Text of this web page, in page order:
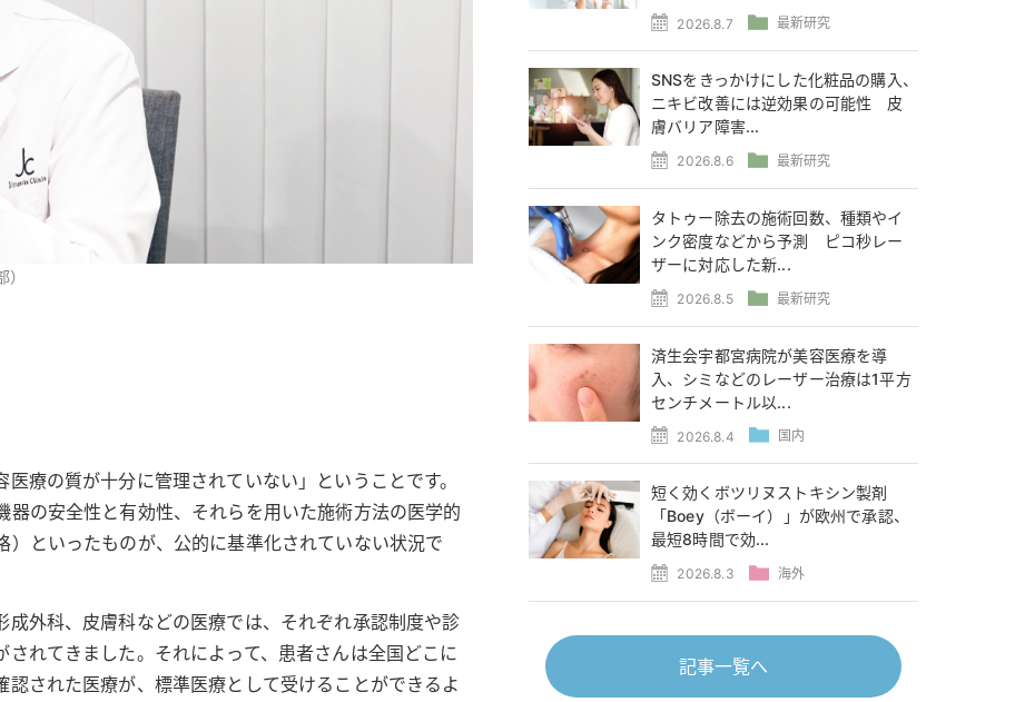
療の質が十分に管理されていない」ということです。
の安全性と有効性、それらを用いた施術方法の医学的
といったものが、公的に基準化されていない状況で
外科、皮膚科などの医療では、それぞれ承認制度や診
れてきました。それによって、患者さんは全国どこに
された医療が、標準医療として受けることができるよ
2026.8.7 最新研究
SNSをきっかけにした化粧品の購入、
ニキビ改善には逆効果の可能性 皮
膚バリア障害...
2026.8.6 最新研究
タトゥー除去の施術回数、種類やイ
ンク密度などから予測 ピコ秒レー
ザーに対応した新...
2026.8.5 最新研究
済生会宇都宮病院が美容医療を導
入、シミなどのレーザー治療は1平方
センチメートル以...
2026.8.4 国内
短く効くボツリヌストキシン製剤
「Boey（ボーイ）」が欧州で承認、
最短8時間で効...
2026.8.3 海外
記事一覧へ